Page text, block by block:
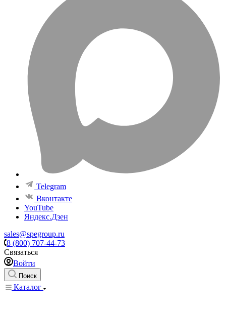
Telegram
Вконтакте
YouTube
Яндекс.Дзен
sales@spegroup.ru
8 (800) 707-44-73
Связаться
Войти
Поиск
Каталог